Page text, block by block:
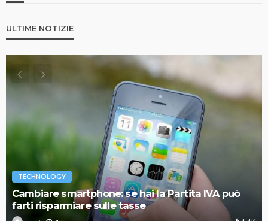
ULTIME NOTIZIE
TECHNOLOGY
Cambiare smartphone: se hai la Partita IVA può
farti risparmiare sulle tasse